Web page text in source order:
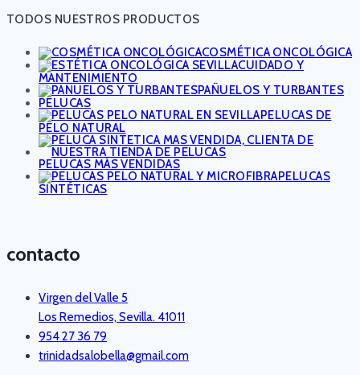
TODOS NUESTROS PRODUCTOS
COSMÉTICA ONCOLÓGICA
CUIDADO Y
MANTENIMIENTO
PAÑUELOS Y TURBANTES
PELUCAS
PELUCAS DE
PELO NATURAL
PELUCAS MÁS VENDIDAS
PELUCAS
SINTÉTICAS
contacto
Virgen del Valle 5
Los Remedios, Sevilla. 41011
954 27 36 79
trinidadsalobella@gmail.com